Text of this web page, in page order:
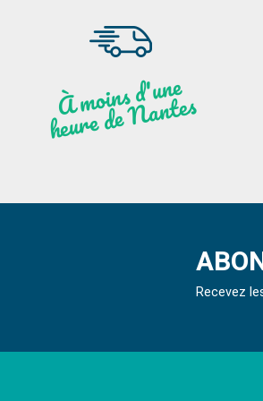
À
moi
ns
d'u
ne
heu
re
de
N
a
ntes
Recevez